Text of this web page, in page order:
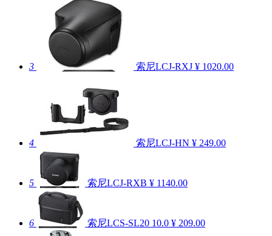
3 索尼LCJ-RXJ ¥ 1020.00
4 索尼LCJ-HN ¥ 249.00
5 索尼LCJ-RXB ¥ 1140.00
6 索尼LCS-SL20 10.0 ¥ 209.00